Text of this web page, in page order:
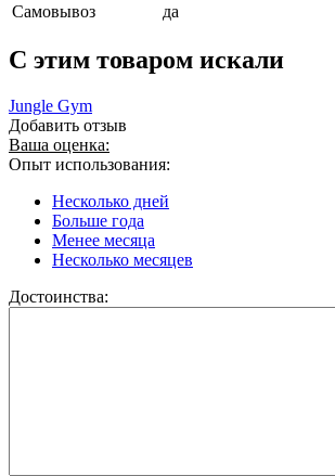
Самовывоз
да
C этим товаром искали
Jungle Gym
Добавить отзыв
Ваша оценка:
Опыт использования:
Несколько дней
Больше года
Менее месяца
Несколько месяцев
Достоинства: